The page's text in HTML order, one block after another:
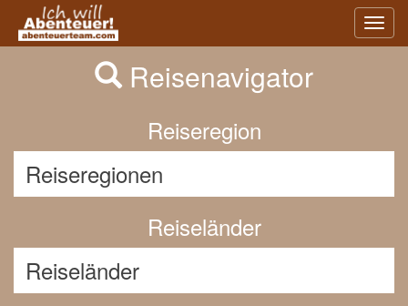
Previous
Reisenavigator
Reiseregion
Reiseländer